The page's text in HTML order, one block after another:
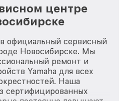
центре
официальный сервисный
Новосибирске. Мы
ремонт и
Yamaha для всех
Наша
сертифицированных